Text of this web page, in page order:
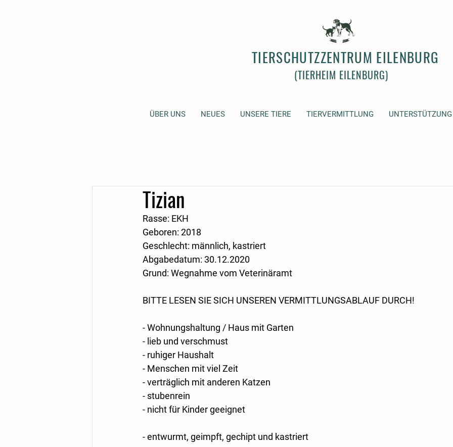
TIERSCHUTZZENTRUM EILENBURG
(TIERHEIM EILENBURG)
ÜBER UNS NEUES UNSERE TIERE TIERVERMITTLUNG UNTERSTÜTZUNG
Tizian
Rasse: EKH
​Geboren: 2018
​Geschlecht: männlich, kastriert
​​Abgabedatum: 30.12.2020
​Grund: Wegnahme vom Veterinäramt
BITTE LESEN SIE SICH UNSEREN VERMITTLUNGSABLAUF DURCH!
- Wohnungshaltung / Haus mit Garten
- lieb und verschmust
- ruhiger Haushalt
- Menschen mit viel Zeit
- verträglich mit anderen Katzen
- stubenrein
- nicht für Kinder geeignet
- entwurmt, geimpft, gechipt und kastriert